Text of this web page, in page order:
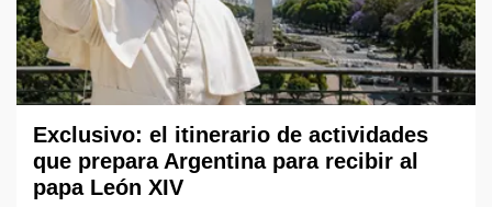
Exclusivo: el itinerario de actividades
que prepara Argentina para recibir al
papa León XIV